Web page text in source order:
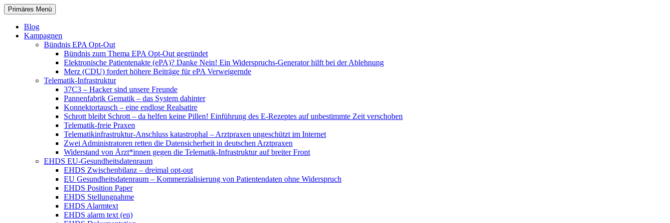
Zum
Inhalt
springen
patientenrechte-datenschutz.de
Suchen
Primäres Menü
Blog
Kampagnen
Bündnis EPA Opt-Out
Bündnis zum Thema EPA Opt-Out gegründet
Elektronische Patientenakte (ePA)? Danke Nein! Ein Widerspruchs-Generator hilft bei der Ablehnung
Merz (CDU) fordert höhere Beiträge für ePA Verweigernde
Telematik-Infrastruktur
37C3 – Hacker sind unsere Freunde
Pannenfabrik Gematik – das System dahinter
Konnektortausch – eine endlose Realsatire
Schrott bleibt Schrott – da helfen keine Pillen! Einführung des E-Rezeptes auf unbestimmte Zeit verschoben
Telematik-freie Praxen
Telematikinfrastruktur-Anschluss katastrophal – Arztpraxen ungeschützt im Internet
Zwei Administratoren retten die Datensicherheit in deutschen Arztpraxen
Widerstand von Ärzt*innen gegen die Telematik-Infrastruktur auf breiter Front
EHDS EU-Gesundheitsdatenraum
EHDS Zwischenbilanz – dreimal opt-out
EU Gesundheitsdatenraum – Kommerzialisierung von Patientendaten ohne Widerspruch
EHDS Position Paper
EHDS Stellungnahme
EHDS Alarmtext
EHDS alarm text (en)